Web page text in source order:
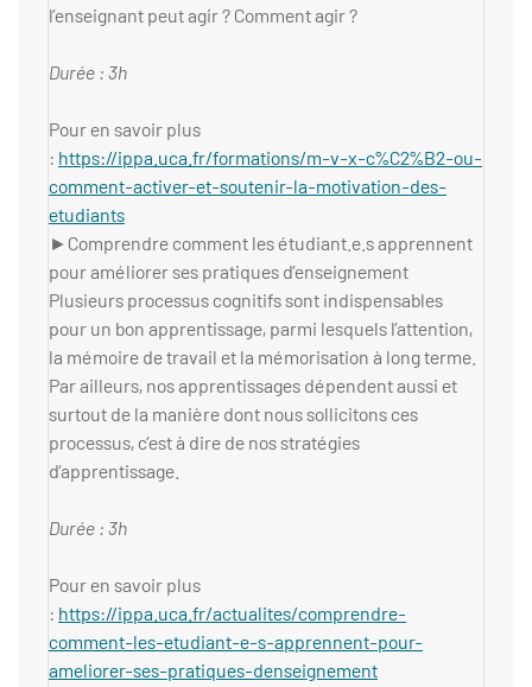
l’enseignant peut agir ? Comment agir ?
Durée : 3h
Pour en savoir plus
: https://ippa.uca.fr/formations/m-v-x-c%C2%B2-ou-
comment-activer-et-soutenir-la-motivation-des-
etudiants
►Comprendre comment les étudiant.e.s apprennent
pour améliorer ses pratiques d’enseignement
Plusieurs processus cognitifs sont indispensables
pour un bon apprentissage, parmi lesquels l’attention,
la mémoire de travail et la mémorisation à long terme.
Par ailleurs, nos apprentissages dépendent aussi et
surtout de la manière dont nous sollicitons ces
processus, c’est à dire de nos stratégies
d’apprentissage.
Durée : 3h
Pour en savoir plus
: https://ippa.uca.fr/actualites/comprendre-
comment-les-etudiant-e-s-apprennent-pour-
ameliorer-ses-pratiques-denseignement